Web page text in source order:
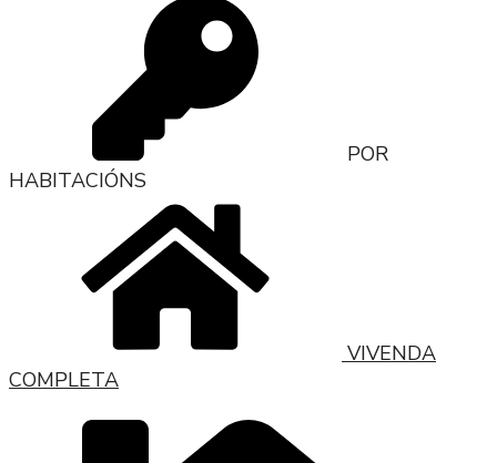
POR
HABITACIÓNS
VIVENDA
COMPLETA